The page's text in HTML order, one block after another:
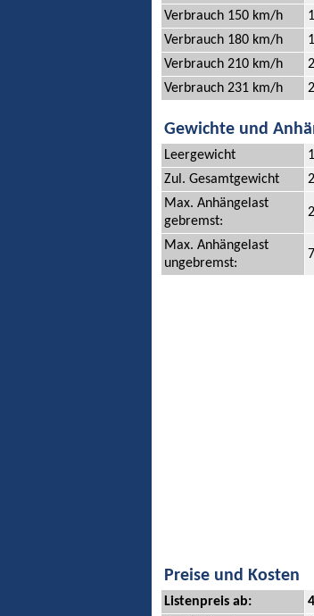
Verbrauch 150 km/h
Verbrauch 180 km/h
Verbrauch 210 km/h
Verbrauch 231 km/h
Gewichte und
Leergewicht
Zul. Gesamtgewicht
Max. Anhängelast
gebremst:
Max. Anhängelast
ungebremst:
Preise und Kosten
Listenpreis ab: